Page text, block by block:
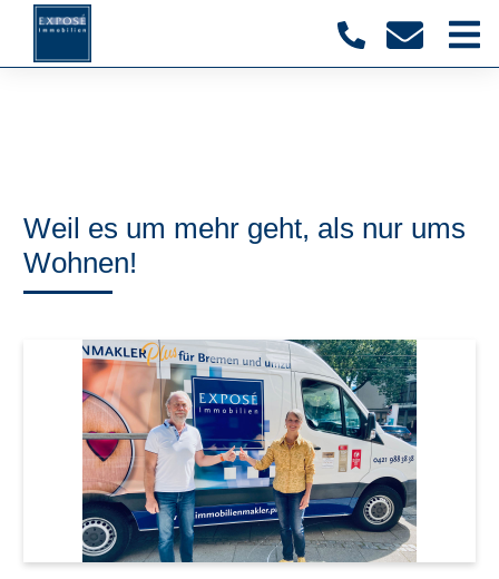
Weil es um mehr geht, als nur ums
Wohnen!